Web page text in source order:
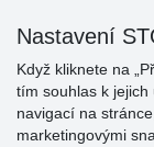
zákazníků
Nastavení
Když kliknete na
tím souhlas k
navigací na
marketingovými